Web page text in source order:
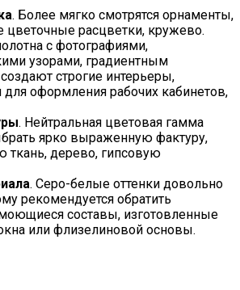
. Более мягко смотрятся орнаменты,
расцветки, кружево.
с фотографиями,
узорами, градиентным
строгие интерьеры,
для оформления рабочих кабинетов,
. Нейтральная цветовая гамма
ярко выраженную фактуру,
дерево, гипсовую
. Серо-белые оттенки довольно
рекомендуется обратить
составы, изготовленные
или флизелиновой основы.